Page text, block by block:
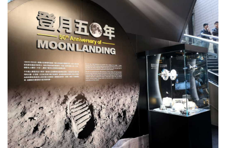
EduTech
IT Times
生成式AI與雲端應用
Enterprise Digital Transformation
特集